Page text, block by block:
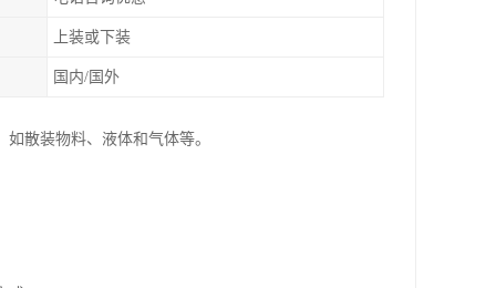
上装或下装
国内/国外
散装物料、液体和气体等。